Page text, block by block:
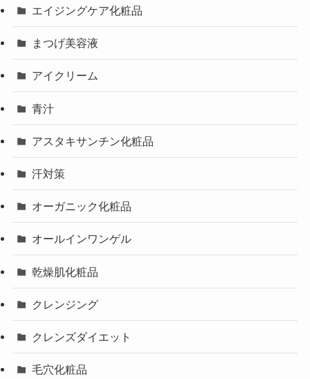
エイジングケア化粧品
まつげ美容液
アイクリーム
青汁
アスタキサンチン化粧品
汗対策
オーガニック化粧品
オールインワンゲル
乾燥肌化粧品
クレンジング
クレンズダイエット
毛穴化粧品